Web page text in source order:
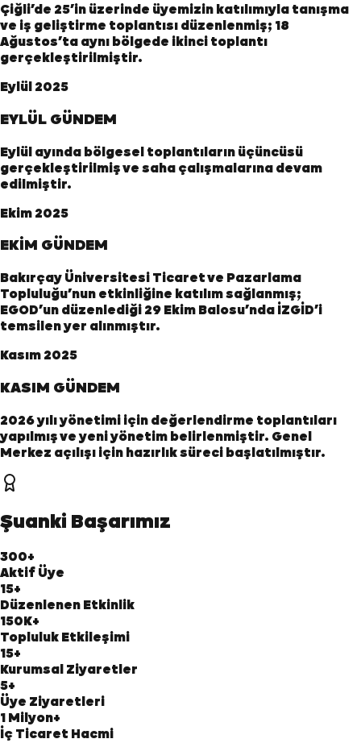
Çiğli’de 25’in üzerinde üyemizin katılımıyla tanışma
ve iş geliştirme toplantısı düzenlenmiş; 18
Ağustos’ta aynı bölgede ikinci toplantı
gerçekleştirilmiştir.
Eylül 2025
EYLÜL GÜNDEM
Eylül ayında bölgesel toplantıların üçüncüsü
gerçekleştirilmiş ve saha çalışmalarına devam
edilmiştir.
Ekim 2025
EKİM GÜNDEM
Bakırçay Üniversitesi Ticaret ve Pazarlama
Topluluğu’nun etkinliğine katılım sağlanmış;
EGOD’un düzenlediği 29 Ekim Balosu’nda İZGİD’i
temsilen yer alınmıştır.
Kasım 2025
KASIM GÜNDEM
2026 yılı yönetimi için değerlendirme toplantıları
yapılmış ve yeni yönetim belirlenmiştir. Genel
Merkez açılışı için hazırlık süreci başlatılmıştır.
Şuanki Başarımız
300+
Aktif Üye
15+
Düzenlenen Etkinlik
150K+
Topluluk Etkileşimi
15+
Kurumsal Ziyaretler
5+
Üye Ziyaretleri
1 Milyon+
İç Ticaret Hacmi